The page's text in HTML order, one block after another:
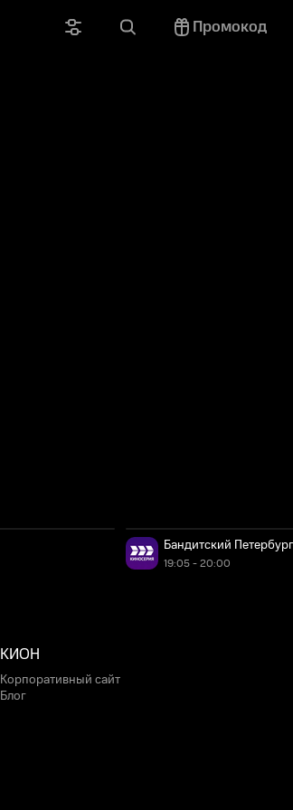
Промокод
Бандитский
19:05 - 20:00
КИОН
Корпоративный сайт
Блог